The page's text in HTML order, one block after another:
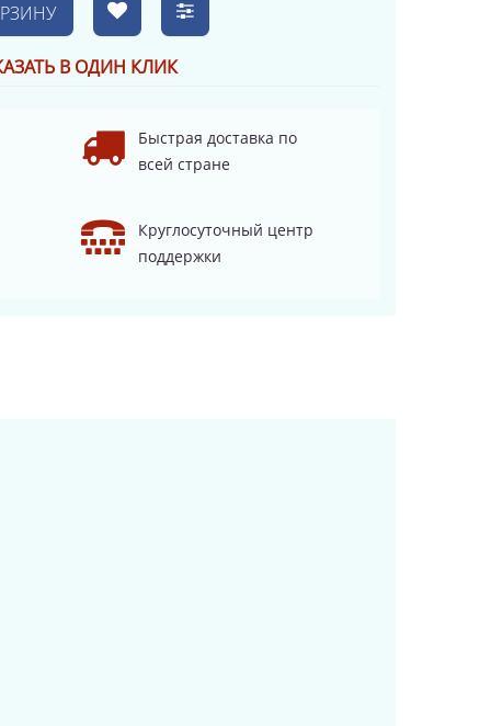
В ОДИН КЛИК
Быстрая доставка по
всей стране
Круглосуточный центр
поддержки